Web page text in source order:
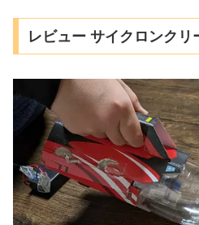
レビュー サイクロンクリ